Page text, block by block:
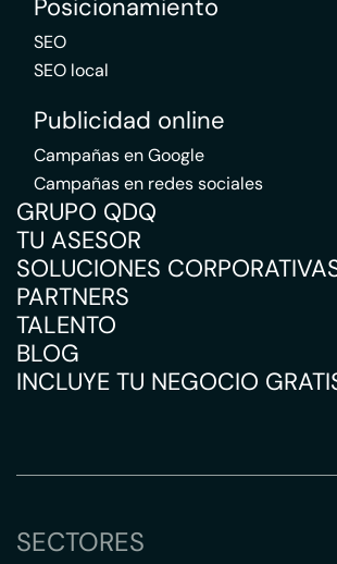
Posicionamiento
SEO
SEO local
Publicidad online
Campañas en Google
Campañas en redes sociales
GRUPO QDQ
TU ASESOR
SOLUCIONES
PARTNERS
TALENTO
BLOG
INCLUYE TU NEGOCIO
SECTORES